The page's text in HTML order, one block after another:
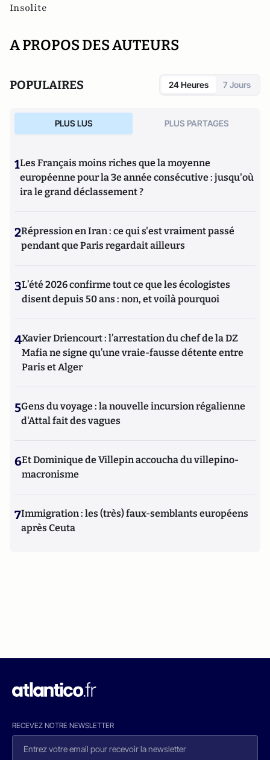
Insolite
A PROPOS DES AUTEURS
POPULAIRES 24 Heures 7 Jours
PLUS LUS PLUS PARTAGES
1Les Français moins riches que la moyenne
européenne pour la 3e année consécutive : jusqu'où
ira le grand déclassement ?
2Répression en Iran : ce qui s'est vraiment passé
pendant que Paris regardait ailleurs
3L’été 2026 confirme tout ce que les écologistes
disent depuis 50 ans : non, et voilà pourquoi
4Xavier Driencourt : l’arrestation du chef de la DZ
Mafia ne signe qu’une vraie-fausse détente entre
Paris et Alger
5Gens du voyage : la nouvelle incursion régalienne
d'Attal fait des vagues
6Et Dominique de Villepin accoucha du villepino-
macronisme
7Immigration : les (très) faux-semblants européens
après Ceuta
RECEVEZ NOTRE NEWSLETTER